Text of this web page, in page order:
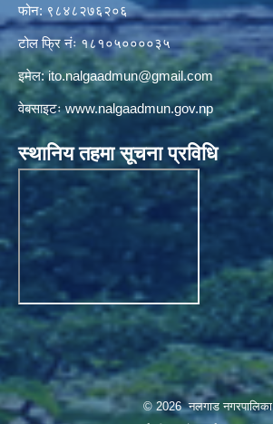
फोन: ९८४८२७६२०६
टोल फ्रि नंः १८१०५००००३५
इमेल:ito.nalgaadmun@gmail.com
वेबसाइटःwww.nalgaadmun.gov.np
स्थानिय तहमा सूचना प्रविधि
© 2026 नलगाड नगरपालिका